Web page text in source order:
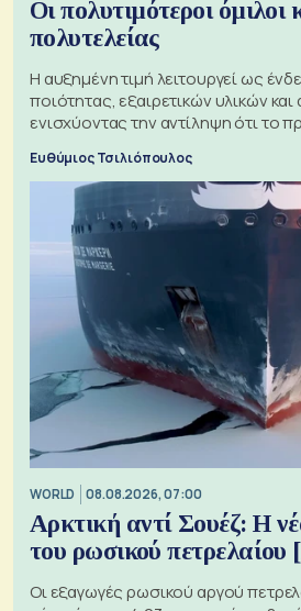
Οι πολυτιμότεροι όμιλοι
πολυτελείας
Η αυξημένη τιμή λειτουργεί ως
ποιότητας, εξαιρετικών υλικών
ενισχύοντας την αντίληψη ότι το
Ευθύμιος Τσιλιόπουλος
WORLD 08.08.2026, 07:00
Αρκτική αντί Σουέζ: Η
του ρωσικού
Οι εξαγωγές ρωσικού αργού